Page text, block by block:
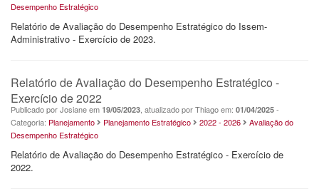
Desempenho Estratégico
Relatório de Avaliação do Desempenho Estratégico do Issem-
Administrativo - Exercício de 2023.
Relatório de Avaliação do Desempenho Estratégico -
Exercício de 2022
Publicado por Josiane em 19/05/2023 , atualizado por Thiago em: 01/04/2025 -
Categoria: Planejamento Planejamento Estratégico 2022 - 2026
Avaliação do
Desempenho Estratégico
Relatório de Avaliação do Desempenho Estratégico - Exercício de
2022.